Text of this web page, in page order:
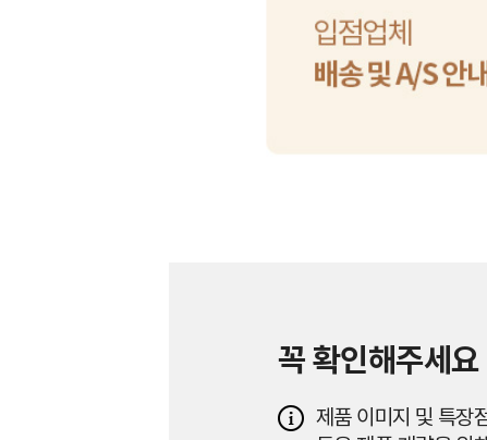
꼭 확인해주세요
제품 이미지 및 특장